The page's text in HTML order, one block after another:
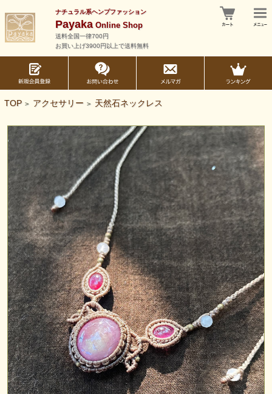
ナチュラル系ヘンプファッション
PayakaOnline Shop
送料全国一律700円
お買い上げ3900円以上で送料無料
TOP > アクセサリー > 天然石ネックレス